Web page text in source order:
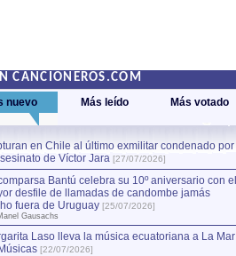
CANCIONEROS.COM
nuevo Más leído Más votado
en Chile al último exmilitar condenado por
de Víctor Jara [27/07/2026]
Bantú celebra su 10º aniversario con el
desfile de llamadas de candombe jamás
fuera de Uruguay [25/07/2026]
Gausachs
Laso lleva la música ecuatoriana a La Mar
[22/07/2026]